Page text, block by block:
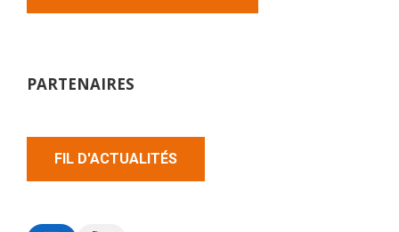
PARTENAIRES
FIL D'ACTUALITÉS